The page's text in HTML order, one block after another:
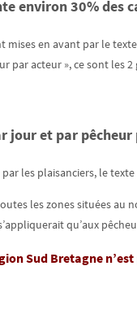
environ 30% des
mises en avant par le
par acteur », ce sont
jour et par
les plaisanciers, le
les zones situées au
qu’aux
Sud Bretagne